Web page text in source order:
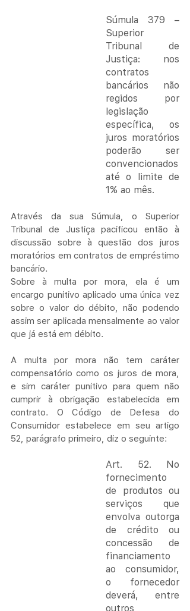
Súmula 379 –
Superior
Tribunal de
Justiça: nos
contratos
bancários não
regidos por
legislação
específica, os
juros moratórios
poderão ser
convencionados
até o limite de
1% ao mês.
Através da sua Súmula, o Superior
Tribunal de Justiça pacificou então à
discussão sobre à questão dos juros
moratórios em contratos de empréstimo
bancário.
Sobre à multa por mora, ela é um
encargo punitivo aplicado uma única vez
sobre o valor do débito, não podendo
assim ser aplicada mensalmente ao valor
que já está em débito.
A multa por mora não tem caráter
compensatório como os juros de mora,
e sim caráter punitivo para quem não
cumprir à obrigação estabelecida em
contrato. O Código de Defesa do
Consumidor estabelece em seu artigo
52, parágrafo primeiro, diz o seguinte:
Art. 52. No
fornecimento
de produtos ou
serviços que
envolva outorga
de crédito ou
concessão de
financiamento
ao consumidor,
o fornecedor
deverá, entre
outros